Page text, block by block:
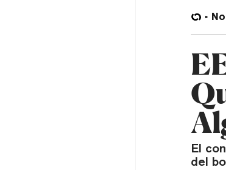
El
del